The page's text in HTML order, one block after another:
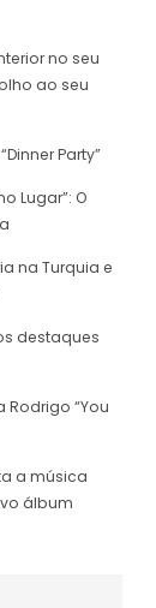
no seu
ao seu
Party”
Lugar”: O
na Turquia e
destaques
“You
a música
álbum